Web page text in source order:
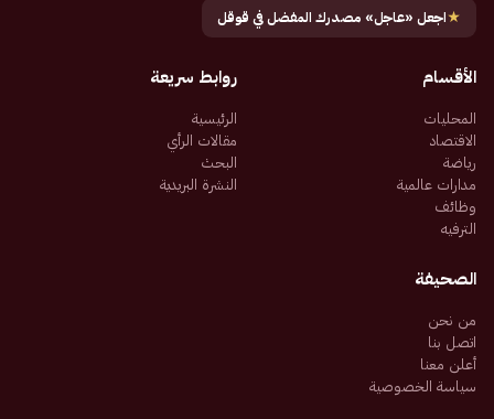
★اجعل «عاجل» مصدرك المفضل في قوقل
الأقسام
المحليات
الاقتصاد
رياضة
مدارات عالمية
وظائف
الترفيه
روابط سريعة
الرئيسية
مقالات الرأي
البحث
النشرة البريدية
الصحيفة
من نحن
اتصل بنا
أعلن معنا
سياسة الخصوصية